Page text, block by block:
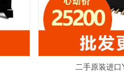
二手原装进口